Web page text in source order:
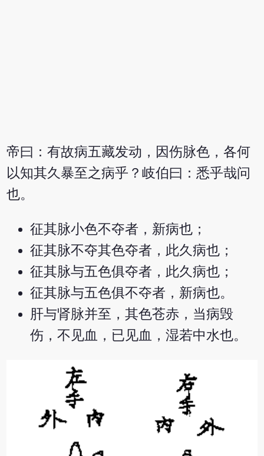
帝曰：有故病五藏发动，因伤脉色，各何
以知其久暴至之病乎？岐伯曰：悉乎哉问
也。
征其脉小色不夺者，新病也；
征其脉不夺其色夺者，此久病也；
征其脉与五色俱夺者，此久病也；
征其脉与五色俱不夺者，新病也。
肝与肾脉并至，其色苍赤，当病毁
伤，不见血，已见血，湿若中水也。